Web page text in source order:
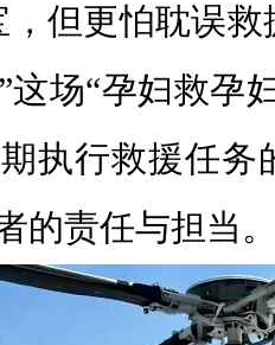
，但更怕耽误
场“孕妇救孕
执行救援任务
的责任与担当